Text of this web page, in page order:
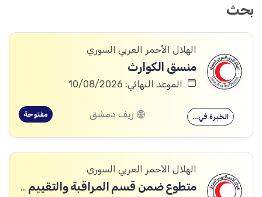
بحث
الهلال الأحمر العربي السوري
منسق الكوارث
الموعد النهائي: 10/08/2026
الخبرة في… ريف دمشق مفتوحة
الهلال الأحمر العربي السوري
متطوع ضمن قسم المراقبة والتقييم والتعلم (MEAL)